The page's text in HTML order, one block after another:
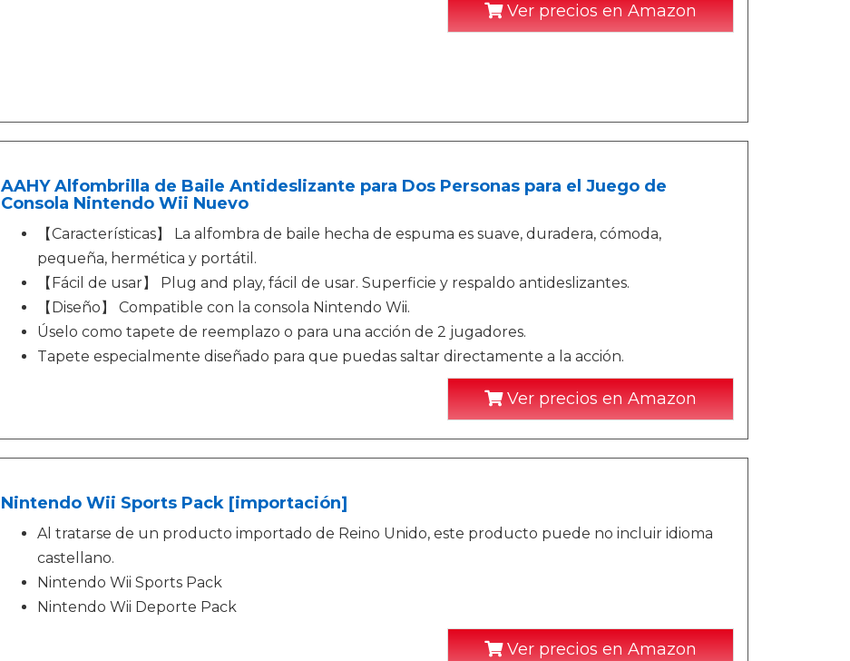
Ver precios en Amazon
AAHY Alfombrilla de Baile Antideslizante para Dos Personas para el Juego de
Consola Nintendo Wii Nuevo
【Características】 La alfombra de baile hecha de espuma es suave, duradera, cómoda,
pequeña, hermética y portátil.
【Fácil de usar】 Plug and play, fácil de usar. Superficie y respaldo antideslizantes.
【Diseño】 Compatible con la consola Nintendo Wii.
Úselo como tapete de reemplazo o para una acción de 2 jugadores.
Tapete especialmente diseñado para que puedas saltar directamente a la acción.
Ver precios en Amazon
Nintendo Wii Sports Pack [importación]
Al tratarse de un producto importado de Reino Unido, este producto puede no incluir idioma
castellano.
Nintendo Wii Sports Pack
Nintendo Wii Deporte Pack
Ver precios en Amazon